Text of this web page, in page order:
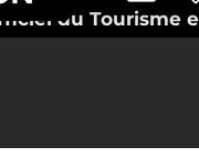
du Tourisme